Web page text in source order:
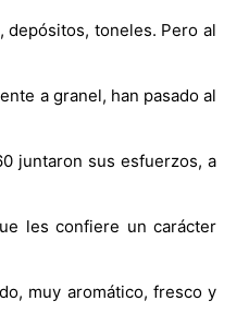
depósitos, toneles. Pero al
a granel, han pasado al
juntaron sus esfuerzos, a
les confiere un carácter
muy aromático, fresco y